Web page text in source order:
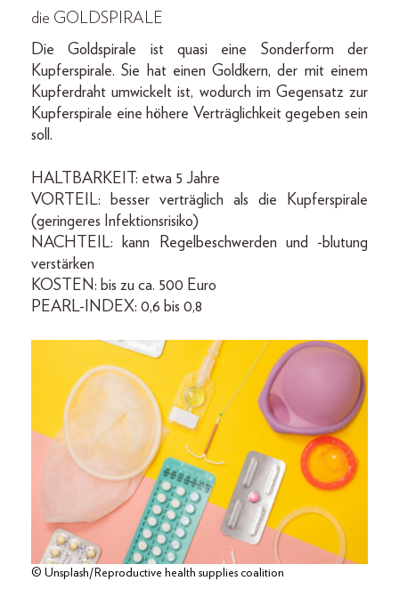
die GOLDSPIRALE
Die Goldspirale ist quasi eine Sonderform der
Kupferspirale. Sie hat einen Goldkern, der mit einem
Kupferdraht umwickelt ist, wodurch im Gegensatz zur
Kupferspirale eine höhere Verträglichkeit gegeben sein
soll.
HALTBARKEIT: etwa 5 Jahre
VORTEIL: besser verträglich als die Kupferspirale
(geringeres Infektionsrisiko)
NACHTEIL: kann Regelbeschwerden und -blutung
verstärken
KOSTEN: bis zu ca. 500 Euro
PEARL-INDEX: 0,6 bis 0,8
© Unsplash/Reproductive health supplies coalition